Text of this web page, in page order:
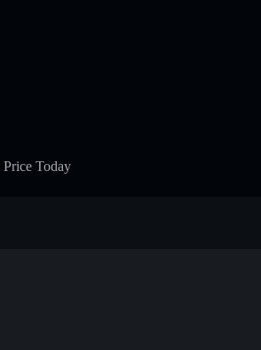
Price Today